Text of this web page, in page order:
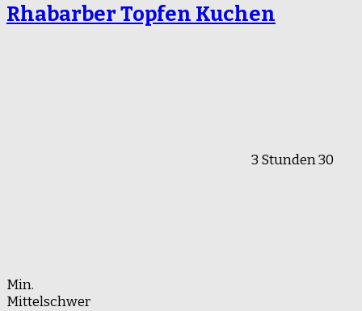
Rhabarber Topfen Kuchen
3 Stunden 30
Min.
Mittelschwer